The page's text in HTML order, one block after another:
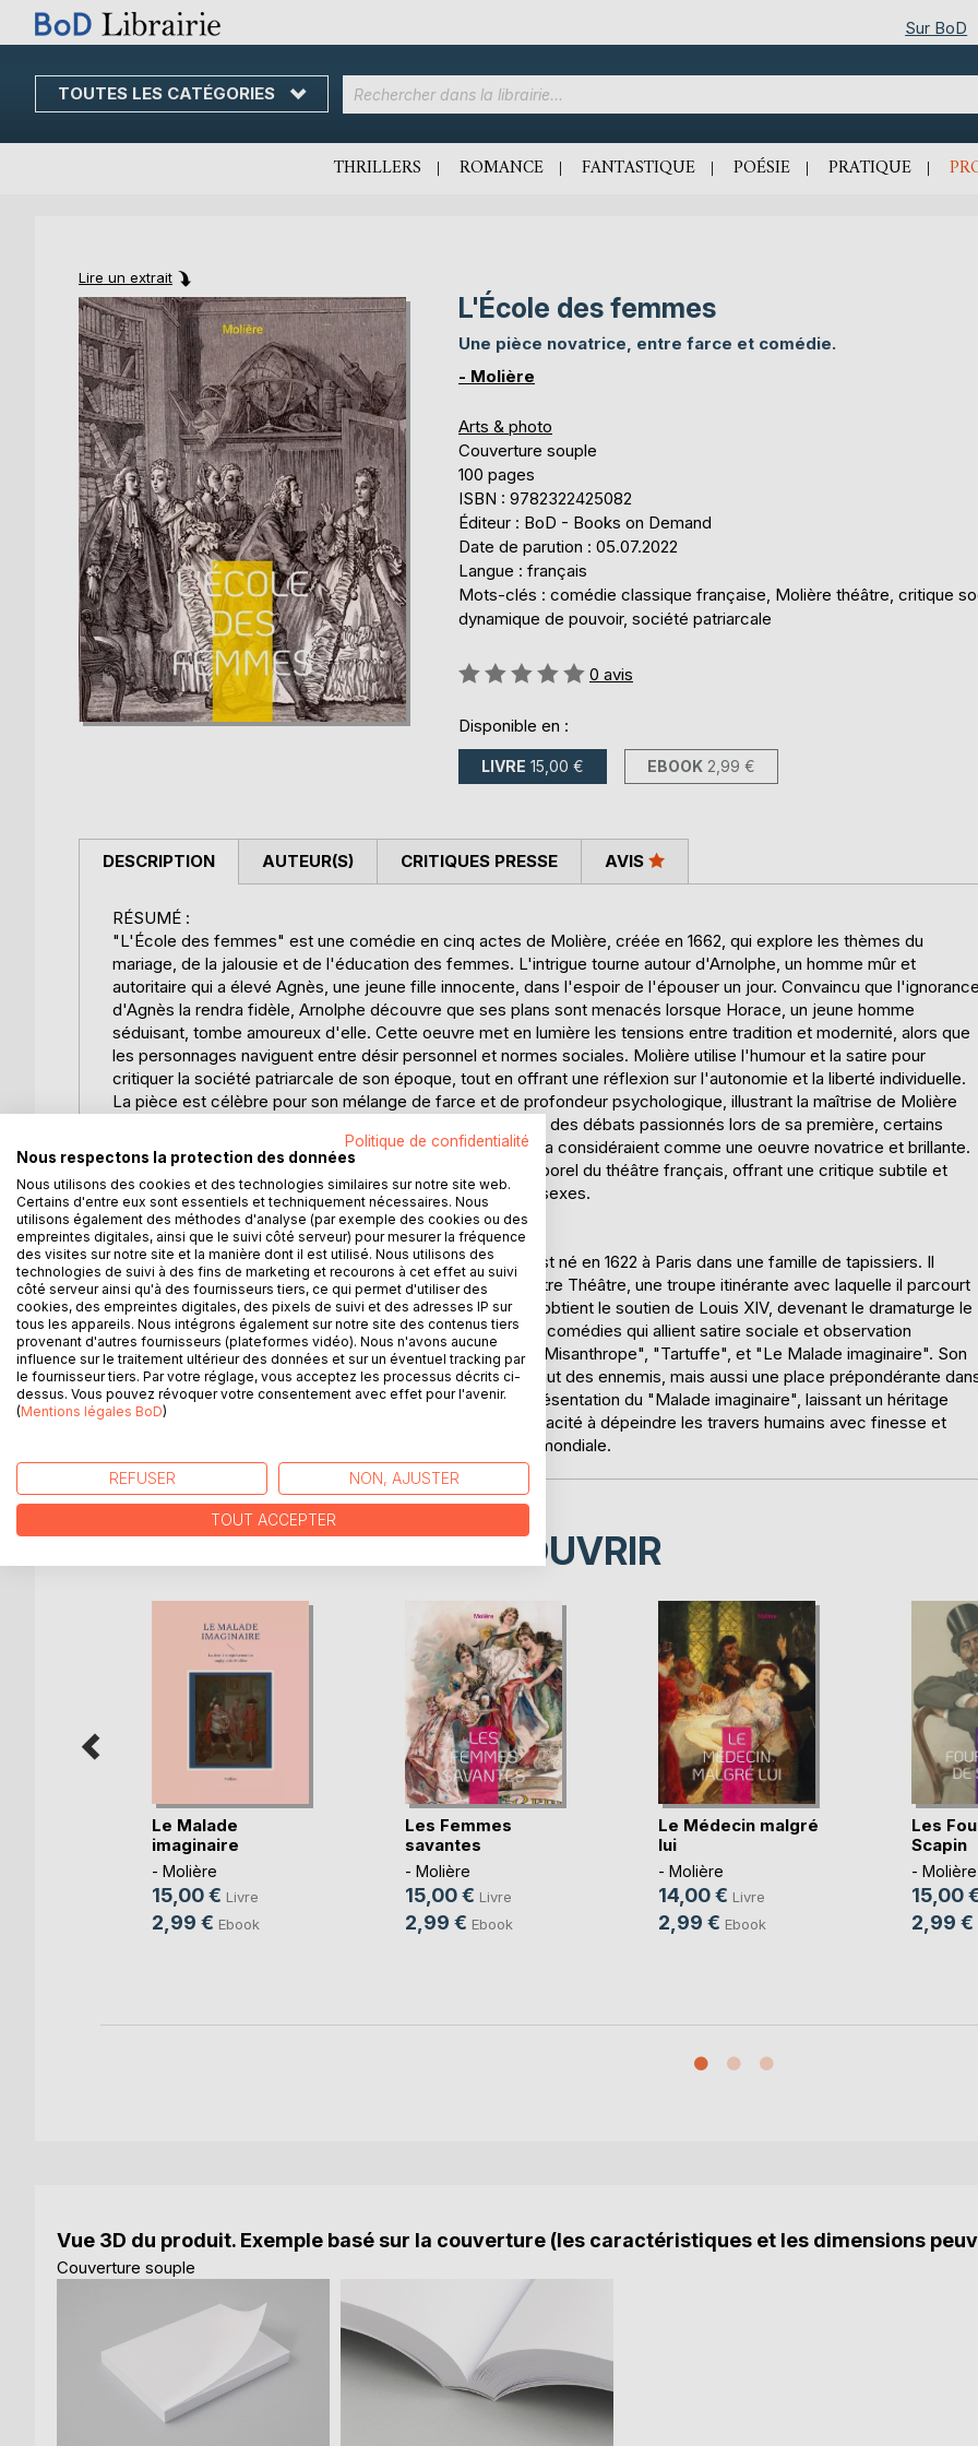
Sur BoD
TOUTES LES CATÉGORIES
Skip
Content
THRILLERS ROMANCE FANTASTIQUE POÉSIE PRATIQUE
Lire un extrait
Skip
to
the
end
of
the
images
gallery
Skip
to
the
beginning
of
the
images
gallery
L'École des femmes
Une pièce novatrice, entre farce et comédie.
- Molière
Arts & photo
Couverture souple
100 pages
ISBN : 9782322425082
Éditeur : BoD - Books on Demand
Date de parution : 05.07.2022
Langue : français
Mots-clés : comédie classique française, Molière théâtre, critique
dynamique de pouvoir, société patriarcale
Évaluation:
0 avis
Disponible en :
LIVRE 15,00 € EBOOK 2,99 €
DESCRIPTION
RÉSUMÉ :
"L'École des femmes" est une comédie en cinq actes de Molière, créée en 1662, qui explore les thèmes du
mariage, de la jalousie et de l'éducation des femmes. L'intrigue tourne autour d'Arnolphe, un homme mûr et
autoritaire qui a élevé Agnès, une jeune fille innocente, dans l'espoir de l'épouser un jour. Convaincu que
d'Agnès la rendra fidèle, Arnolphe découvre que ses plans sont menacés lorsque Horace, un jeune homme
séduisant, tombe amoureux d'elle. Cette oeuvre met en lumière les tensions entre tradition et modernité, alors que
les personnages naviguent entre désir personnel et normes sociales. Molière utilise l'humour et la satire pour
critiquer la société patriarcale de son époque, tout en offrant une réflexion sur l'autonomie et la liberté individuelle.
La pièce est célèbre pour son mélange de farce et de profondeur psychologique, illustrant la maîtrise de Molière
dans l'art de la comédie. "L'École des femmes" a suscité des débats passionnés lors de sa première, certains
spectateurs la trouvant scandaleuse, tandis que d'autres la considéraient comme une oeuvre novatrice et brillante.
Aujourd'hui, elle est reconnue comme un classique intemporel du théâtre français, offrant une critique subtile et
toujours pertinente des dynamiques de pouvoir entre les sexes.
L'AUTEUR :
Jean-Baptiste Poquelin, connu sous le nom de Molière, est né en 1622 à Paris dans une famille de tapissiers. Il
abandonne ses études de droit pour fonder en 1643 l'Illustre Théâtre, une troupe itinérante avec laquelle il parcourt
la France. Après des débuts difficiles, il revient à Paris et obtient le soutien de Louis XIV, devenant le dramaturge le
plus célèbre de son temps. Molière est reconnu pour ses comédies qui allient satire sociale et observation
psychologique. Parmi ses oeuvres majeures figurent "Le Misanthrope", "Tartuffe", et "Le Malade imaginaire". Son
style, marqué par l'humour et la critique des moeurs, lui vaut des ennemis, mais aussi une place prépondérante
le théâtre français. Molière meurt en 1673, lors d'une représentation du "Malade imaginaire", laissant un héritage
durable qui influence encore la comédie moderne. Sa capacité à dépeindre les travers humains avec finesse et
ironie fait de lui une figure incontournable de la littérature mondiale.
AUTEUR(S) CRITIQUES PRESSE AVIS
D’AUTRES TITRES À DÉCOUVRIR
Le Malade
imaginaire
- Molière
15,00 € Livre
2,99 € Ebook
Les Femmes
savantes
- Molière
15,00 € Livre
2,99 € Ebook
Le Médecin malgré
lui
- Molière
14,00 € Livre
2,99 € Ebook
Les
Scapin
- Molière
15,00
2,99 €
Vue 3D du produit. Exemple basé sur la couverture (les caractéristiques et les dimensions
Couverture souple
Politique de confidentialité
Nous respectons la protection des données
Nous utilisons des cookies et des technologies similaires sur notre site web.
Certains d'entre eux sont essentiels et techniquement nécessaires. Nous
utilisons également des méthodes d'analyse (par exemple des cookies ou des
empreintes digitales, ainsi que le suivi côté serveur) pour mesurer la fréquence
des visites sur notre site et la manière dont il est utilisé. Nous utilisons des
technologies de suivi à des fins de marketing et recourons à cet effet au suivi
côté serveur ainsi qu'à des fournisseurs tiers, ce qui permet d'utiliser des
cookies, des empreintes digitales, des pixels de suivi et des adresses IP sur
tous les appareils. Nous intégrons également sur notre site des contenus tiers
provenant d'autres fournisseurs (plateformes vidéo). Nous n'avons aucune
influence sur le traitement ultérieur des données et sur un éventuel tracking par
le fournisseur tiers. Par votre réglage, vous acceptez les processus décrits ci-
dessus. Vous pouvez révoquer votre consentement avec effet pour l'avenir.
(Mentions légales BoD)
REFUSER NON, AJUSTER
TOUT ACCEPTER